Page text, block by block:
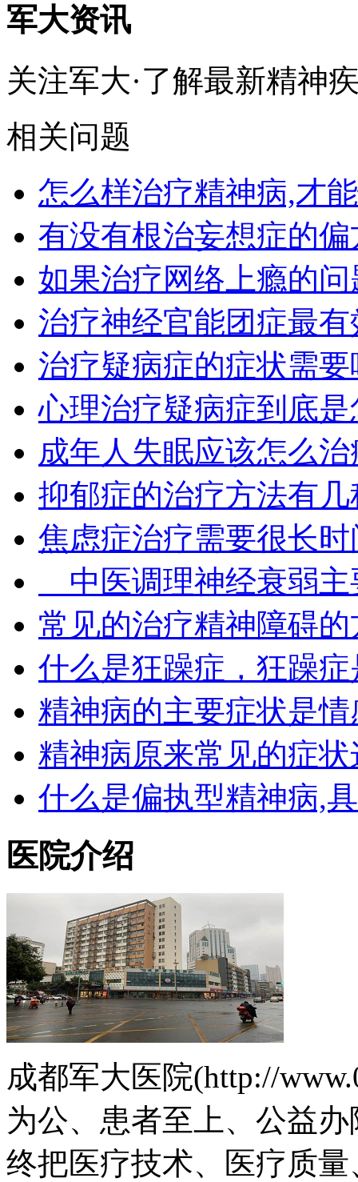
军大资讯
关注军大·了解最新精神
相关问题
怎么样治疗精神病,才
有没有根治妄想症的偏
如果治疗网络上瘾的
治疗神经官能团症最
治疗疑病症的症状需
心理治疗疑病症到底
成年人失眠应该怎么治
抑郁症的治疗方法有
焦虑症治疗需要很长
中医调理神经衰弱主
常见的治疗精神障碍
什么是狂躁症，狂躁
精神病的主要症状是
精神病原来常见的症
什么是偏执型精神病,
医院介绍
成都军大医院(http://
为公、患者至上、公益
终把医疗技术、医疗质